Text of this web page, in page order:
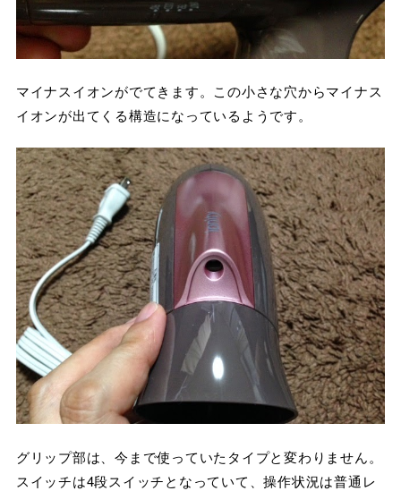
マイナスイオンがでてきます。この小さな穴からマイナス
イオンが出てくる構造になっているようです。
グリップ部は、今まで使っていたタイプと変わりません。
スイッチは4段スイッチとなっていて、操作状況は普通レ